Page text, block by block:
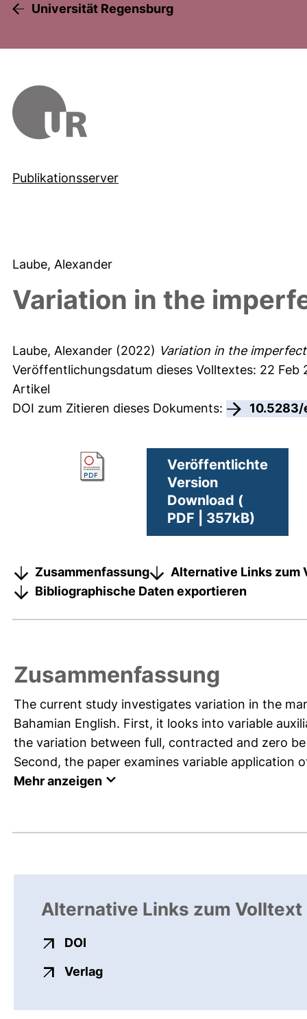
Universität Regensburg
Publikationsserver
Laube, Alexander
Variation in the
Laube, Alexander (2022) Variation in the
Veröffentlichungsdatum dieses Volltextes: 22 Feb
Artikel
DOI zum Zitieren dieses Dokuments:
Veröffentlichte
Version
Download (
PDF | 357kB)
Zusammenfassung
Alternative Links zum
Bibliographische Daten exportieren
Zusammenfassung
The current study investigates variation in the
Bahamian English. First, it looks into variable
the variation between full, contracted and zero
Second, the paper examines variable application
Mehr anzeigen
Alternative Links zum Volltext
DOI
Verlagexterner Link, öffnet neues